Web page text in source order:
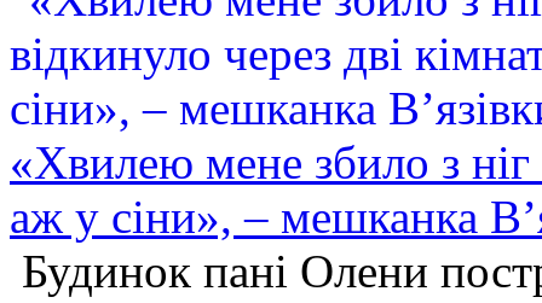
«Хвилею мене збило з ніг
аж у сіни», – мешканка
Будинок пані Олени